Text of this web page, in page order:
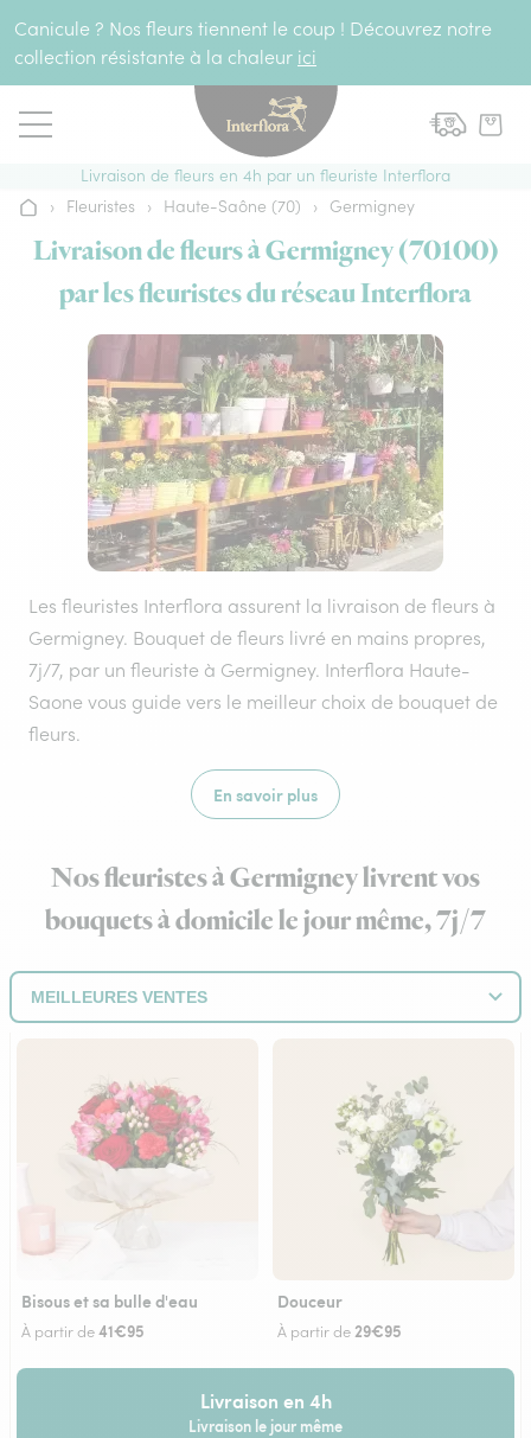
Canicule ? Nos fleurs tiennent le coup ! Découvrez notre
collection résistante à la chaleur ici
Livraison de fleurs en 4h par un fleuriste Interflora
Accueil
› Fleuristes › Haute-Saône (70) › Germigney
Livraison de fleurs à Germigney (70100)
par les fleuristes du réseau Interflora
Les fleuristes Interflora assurent la livraison de fleurs à
Germigney. Bouquet de fleurs livré en mains propres,
7j/7, par un fleuriste à Germigney. Interflora Haute-
Saone vous guide vers le meilleur choix de bouquet de
fleurs.
En savoir plus
Nos fleuristes à Germigney livrent vos
bouquets à domicile le jour même, 7j/7
Bisous et sa bulle d'eau
À partir de41€95
Douceur
À partir de29€95
Livraison en 4h
Livraison le jour même